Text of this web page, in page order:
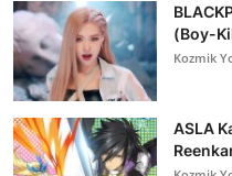
(Boy-
Kozmik
ASLA